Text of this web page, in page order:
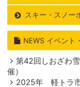
スキー・スノー
NEWS イベント
第42回しおざわ
催）
2025年 軽トラ